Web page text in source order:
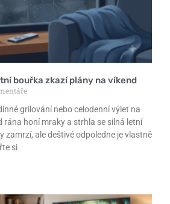
bouřka zkazí plány na víkend
grilování nebo celodenní výlet na
rána honí mraky a strhla se silná letní
zamrzí, ale deštivé odpoledne je vlastně
si